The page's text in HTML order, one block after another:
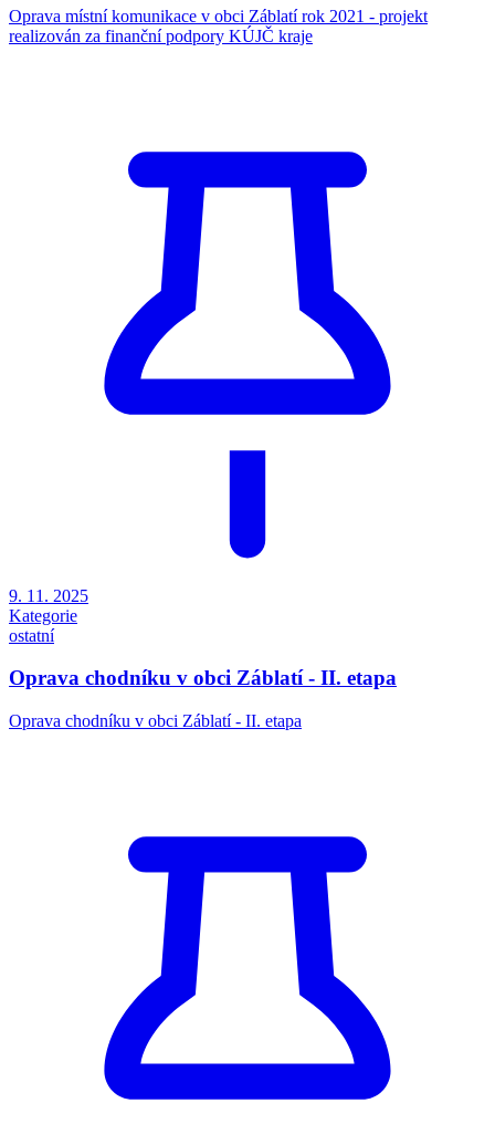
Oprava místní komunikace v obci Záblatí rok 2021 - projekt
realizován za finanční podpory KÚJČ kraje
9. 11. 2025
Kategorie
ostatní
Oprava chodníku v obci Záblatí - II. etapa
Oprava chodníku v obci Záblatí - II. etapa